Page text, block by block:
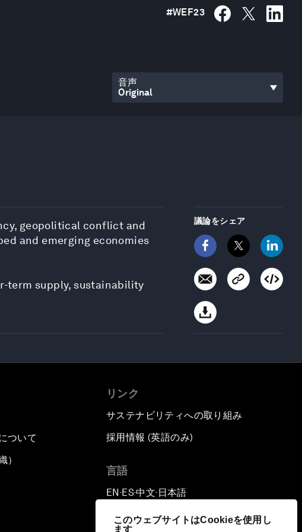
このウェブサイトはCookieを使用し
ます
#WEF23
音声
geopolitical conflict and
and emerging economies
term supply, sustainability
議論をシェア
ついて
）
リンク
サステナビリティへの取り組み
採用情報 (英語のみ)
言語
EN ▪ES▪中文▪ 日本語